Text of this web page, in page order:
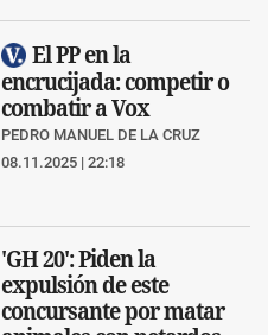
El PP en la
encrucijada: competir o
combatir a Vox
PEDRO MANUEL DE LA CRUZ
08.11.2025 | 22:18
'GH 20': Piden la
expulsión de este
concursante por matar